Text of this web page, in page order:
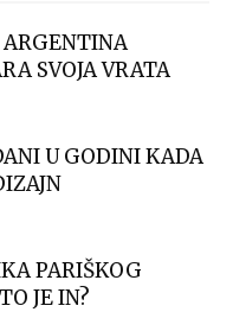
SVOJA VRATA
U GODINI KADA
PARIŠKOG
JE IN?